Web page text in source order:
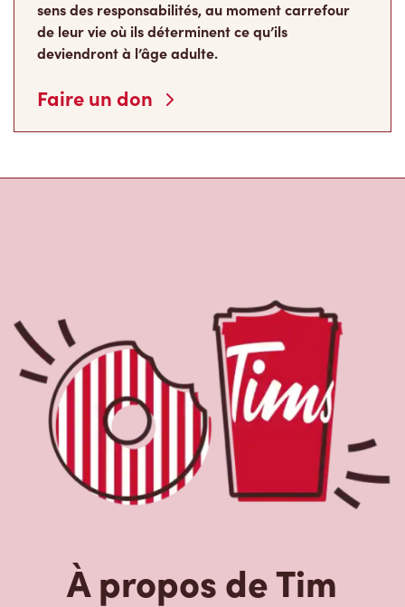
sens des responsabilités, au moment carrefour
de leur vie où ils déterminent ce qu’ils
deviendront à l’âge adulte.
Faire un don
À propos de Tim